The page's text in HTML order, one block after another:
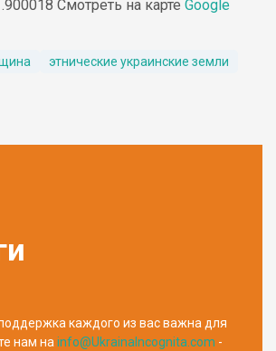
Смотреть на карте Google
этнические украинские земли
каждого из вас важна для
нам на info@UkrainaIncognita.com -